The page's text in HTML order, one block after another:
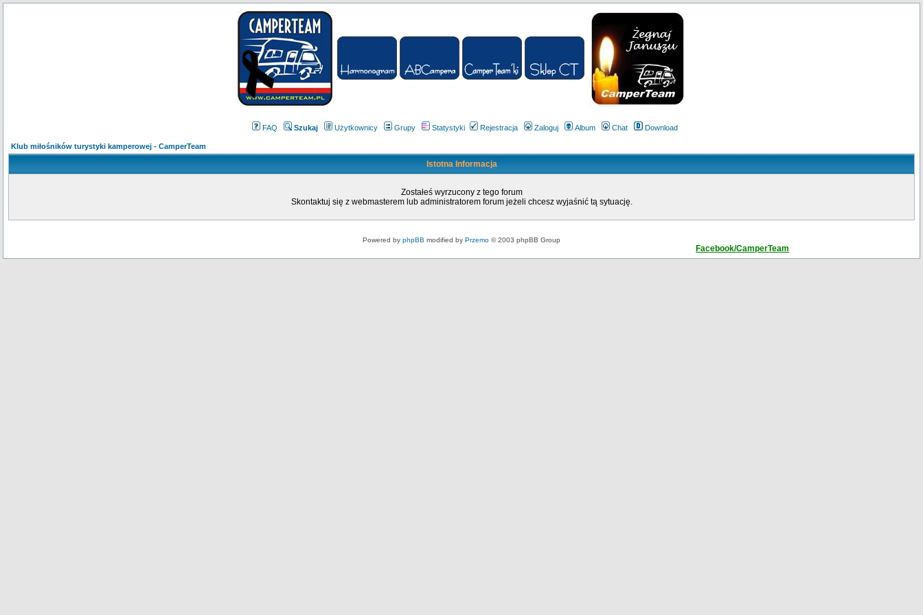
FAQ Szukaj Użytkownicy Grupy Statystyki Rejestracja Zaloguj Album Chat Download
Klub miłośników turystyki kamperowej - CamperTeam
Istotna Informacja
Zostałeś wyrzucony z tego forum
Skontaktuj się z webmasterem lub administratorem forum jeżeli chcesz wyjaśnić tą sytuację.
Powered by phpBB modified by Przemo © 2003 phpBB Group
Facebook/CamperTeam